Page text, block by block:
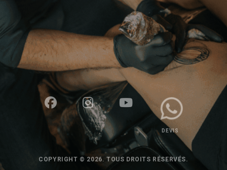
DEVIS
COPYRIGHT © 2026. TOUS DROITS RÉSERVÉS.